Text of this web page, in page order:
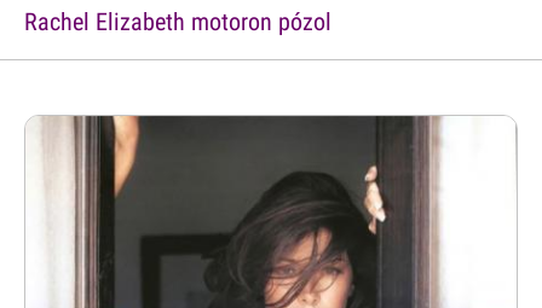
Rachel Elizabeth motoron pózol